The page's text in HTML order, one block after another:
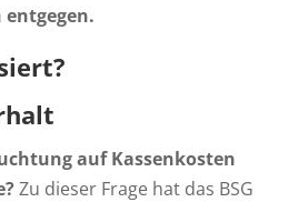
auf Kassenkosten
Zu dieser Frage hat das BSG